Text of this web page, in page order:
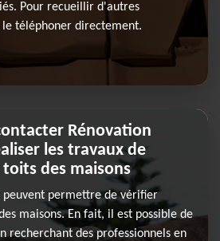
Pour recueillir d'autres
téléphoner directement.
Rénovation
les travaux de
des maisons
peuvent permettre de vérifier
maisons. En fait, il est possible de
recherchant des professionnels en